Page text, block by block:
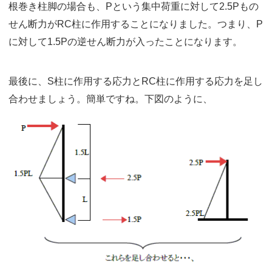
根巻き柱脚の場合も、Pという集中荷重に対して2.5Pもの
せん断力がRC柱に作用することになりました。つまり、P
に対して1.5Pの逆せん断力が入ったことになります。
最後に、S柱に作用する応力とRC柱に作用する応力を足し
合わせましょう。簡単ですね。下図のように、